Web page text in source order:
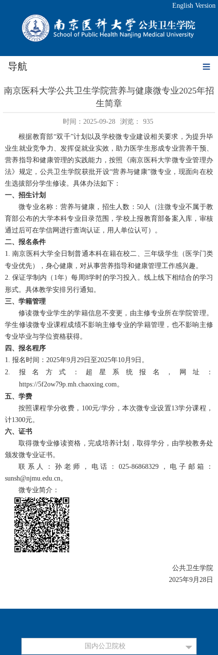
English Version
导航
南京医科大学公共卫生学院营养与健康微专业2025年招
生简章
时间：2025-09-28 浏览： 935
根据教育部“双千”计划以及学校微专业建设相关要求，为提升毕
业生就业竞争力、发挥促就业实效，助力医学生形成专业营养干预、
营养指导和健康管理的实践能力，按照《南京医科大学微专业管理办
法》规定，公共卫生学院获批开设“营养与健康”微专业，现面向在校
生选拔部分学生修读。具体办法如下：
一、招生计划
微专业名称：营养与健康，招生人数：50人（注微专业不属于教
育部公布的大学本科专业目录范围，学校上报教育部备案入库，审核
通过后可在学信网进行查询认证，用人单位认可）。
二、报名条件
1.南京医科大学全日制普通本科在籍在校二、三年级学生（医学门类
专业优先），身心健康，对从事营养指导和健康管理工作感兴趣。
2.保证学制内（ 1年）每周8学时的学习投入。线上线下相结合的学习
形式。具体教学安排另行通知。
三、学籍管理
修读微专业学生的学籍信息不变更，由主修专业所在学院管理。
学生修读微专业课程成绩不影响主修专业的学籍管理，也不影响主修
专业毕业与学位资格获得。
四、报名程序
1. 报名时间： 2025年9月29日至2025年10月9日。
2. 报名方式：超星系统报名，网址：
https://5f2ow79p.mh.chaoxing.com。
五、学费
按照课程学分收费， 100元/学分，本次微专业设置13学分课程，
计1300元。
六、证书
取得微专业修读资格，完成培养计划，取得学分，由学校教务处
颁发微专业证书。
联系人： 孙 老师 ， 电话：025-86868329，电子邮箱：
sunsh@njmu.edu.cn。
微专业简介：
公共卫生学院
2025年9月28日
国内公卫院校